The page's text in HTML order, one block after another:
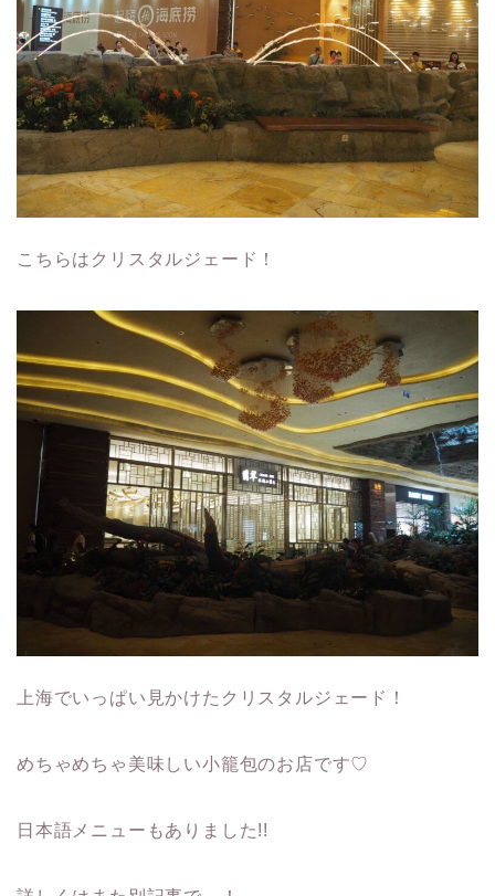
こちらはクリスタルジェード！
上海でいっぱい見かけたクリスタルジェード！
めちゃめちゃ美味しい小籠包のお店です♡
日本語メニューもありました!!